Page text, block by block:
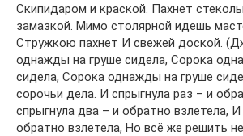
Скипидаром и краской. Пахнет
замазкой. Мимо столярной идешь
Стружкою пахнет И свежей доской.
однажды на груше сидела, Сорока
сидела, Сорока однажды на груше
сорочьи дела. И спрыгнула раз – и
спрыгнула два – и обратно взлетела,
обратно взлетела, Но всё же решить